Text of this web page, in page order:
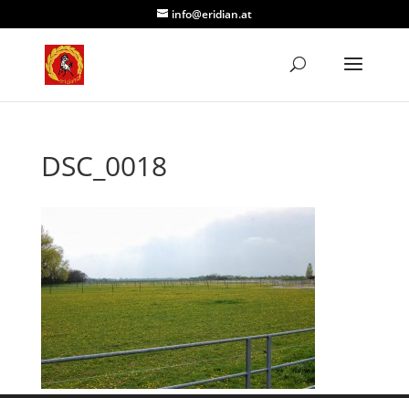
info@eridian.at
DSC_0018